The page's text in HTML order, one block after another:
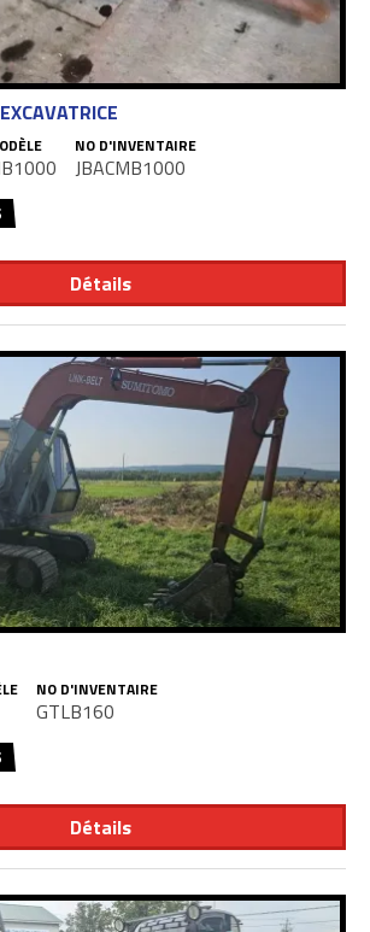
Détails
NO D'INVENTAIRE
JBACMB1000
Détails
NO D'INVENTAIRE
GTLB160